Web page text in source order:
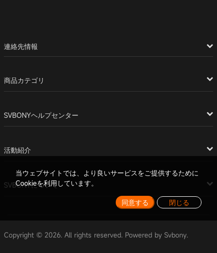
連絡先情報
商品カテゴリ
SVBONYヘルプセンター
活動紹介
SVBONYについて
Copyright © 2026. All rights reserved. Powered by Svbony.
当ウェブサイトでは、より良いサービスをご提供するために
Cookieを利用しています。
同意する 閉じる